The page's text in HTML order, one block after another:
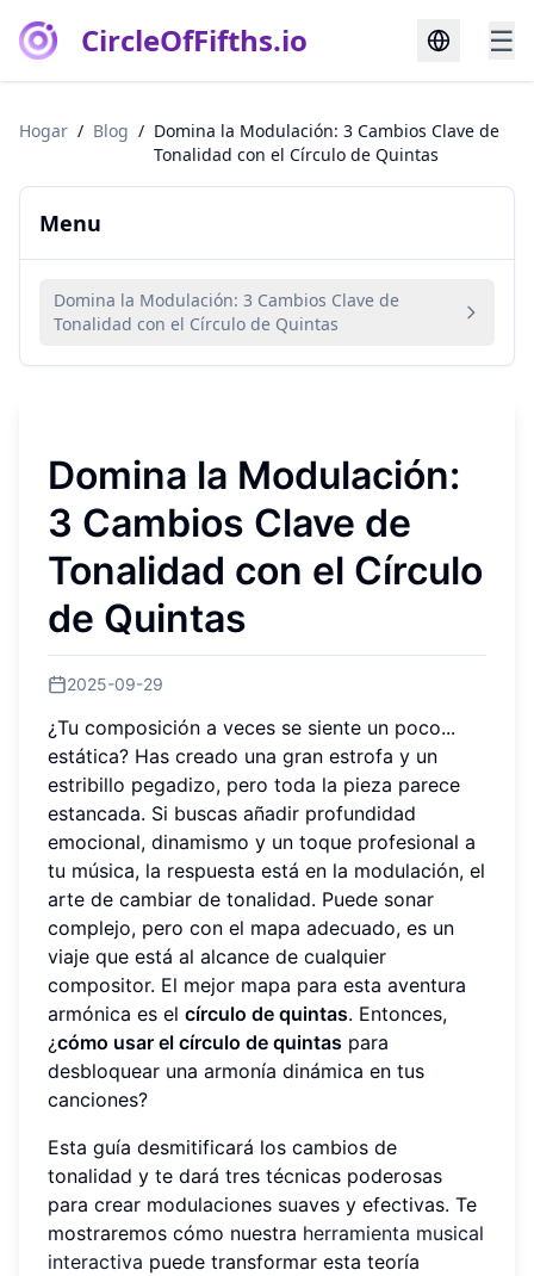
CircleOfFifths.io ☰
Hogar / Blog / Domina la Modulación: 3 Cambios Clave de
Tonalidad con el Círculo de Quintas
Menu
Domina la Modulación: 3 Cambios Clave de
Tonalidad con el Círculo de Quintas
Domina la Modulación:
3 Cambios Clave de
Tonalidad con el Círculo
de Quintas
2025-09-29
¿Tu composición a veces se siente un poco...
estática? Has creado una gran estrofa y un
estribillo pegadizo, pero toda la pieza parece
estancada. Si buscas añadir profundidad
emocional, dinamismo y un toque profesional a
tu música, la respuesta está en la modulación, el
arte de cambiar de tonalidad. Puede sonar
complejo, pero con el mapa adecuado, es un
viaje que está al alcance de cualquier
compositor. El mejor mapa para esta aventura
armónica es el círculo de quintas. Entonces,
¿cómo usar el círculo de quintas para
desbloquear una armonía dinámica en tus
canciones?
Esta guía desmitificará los cambios de
tonalidad y te dará tres técnicas poderosas
para crear modulaciones suaves y efectivas. Te
mostraremos cómo nuestra herramienta musical
interactiva puede transformar esta teoría